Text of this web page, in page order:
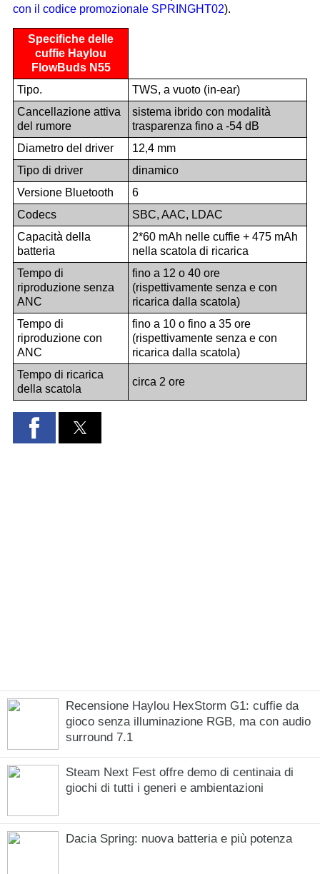
Recensione Haylou HexStorm G1: cuffie da
gioco senza illuminazione RGB, ma con audio
surround 7.1
Steam Next Fest offre demo di centinaia di
giochi di tutti i generi e ambientazioni
Dacia Spring: nuova batteria e più potenza